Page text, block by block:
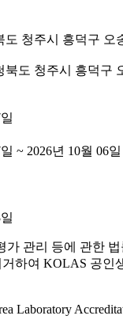
도 청주시 흥덕구 오
북도 청주시 흥덕구
~ 2026년 10월 06일
가 관리 등에 관한 법
거하여 KOLAS 공인
Laboratory